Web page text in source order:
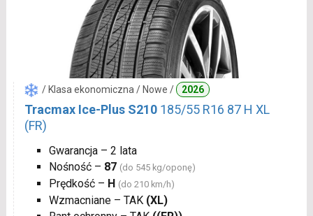
/ Klasa ekonomiczna / Nowe / 2026
Tracmax Ice-Plus S210 185/55 R16 87 H XL
(FR)
Gwarancja – 2 lata
Nośność – 87 (do 545 kg/oponę)
Prędkość – H (do 210 km/h)
Wzmacniane – TAK (XL)